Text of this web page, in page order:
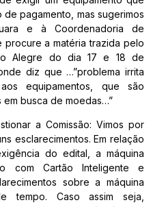
pagamento, mas sugerimos
e à Coordenadoria de
procure a matéria trazida pelo
Alegre do dia 17 e 18 de
diz que …”problema irrita
equipamentos, que são
busca de moedas…”
a Comissão: Vimos por
esclarecimentos. Em relação
do edital, a máquina
com Cartão Inteligente e
sobre a máquina
tempo. Caso assim seja,